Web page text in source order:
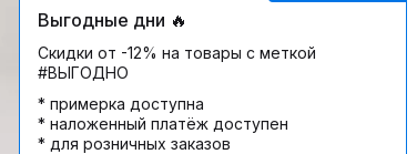
Выгодные дни 🔥
Скидки от -12% на товары с меткой
#ВЫГОДНО
* примерка доступна
* наложенный платёж доступен
* для розничных заказов